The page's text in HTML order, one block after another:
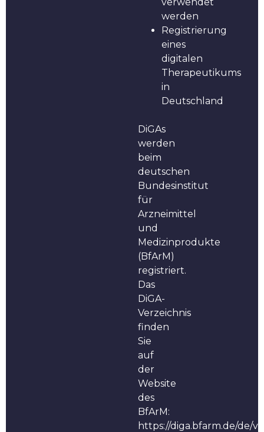
werden
Registrierung
eines
digitalen
Therapeutikums
in
Deutschland
DiGAs
werden
beim
deutschen
Bundesinstitut
für
Arzneimittel
und
Medizinprodukte
(BfArM)
registriert.
Das
DiGA-
Verzeichnis
finden
Sie
auf
der
Website
des
BfArM:
https://diga.bfarm.de/de/